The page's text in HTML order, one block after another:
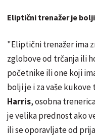
Eliptični trenažer je
"Eliptični trenažer ima
zglobove od trčanja ili
početnike ili one koji
bolji je i za vaše
Harris, osobna
je velika prednost ako
ili se oporavljate od